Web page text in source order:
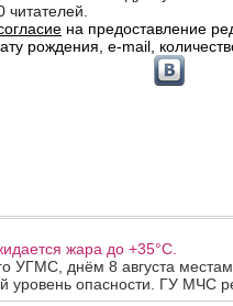
жара до +35°C.
УГМС, днём 8 августа
уровень опасности. ГУ МЧС